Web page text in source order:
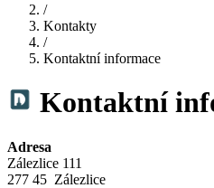
/
Kontakty
/
Kontaktní informace
Kontaktní
Adresa
Zálezlice 111
277 45 Zálezlice